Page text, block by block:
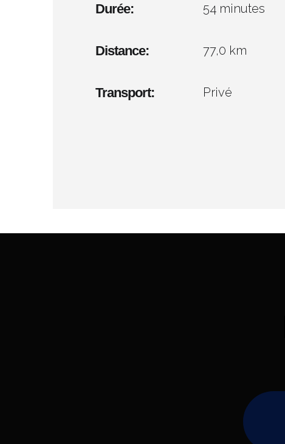
Durée: 54 minutes
Distance: 77,0 km
Transport: Privé